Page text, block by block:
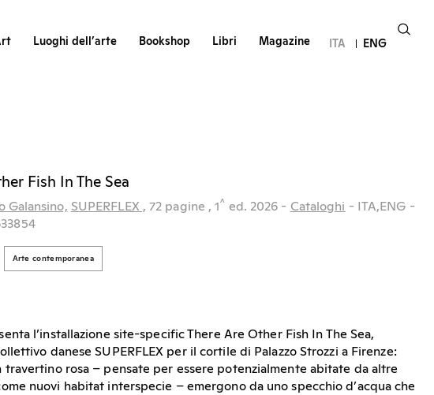
Luoghi dell’arte Bookshop Libri Magazine ITA ENG
Fish In The Sea
Galansino, SUPERFLEX , 72 pagine , 1^ ed. 2026 - Cataloghi - ITA,ENG -
Arte contemporanea
l’installazione site-specific There Are Other Fish In The Sea,
danese SUPERFLEX per il cortile di Palazzo Strozzi a Firenze:
travertino rosa – pensate per essere potenzialmente abitate da altre
nuovi habitat interspecie – emergono da uno specchio d’acqua che